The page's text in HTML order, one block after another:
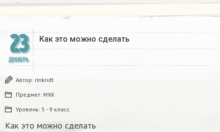
23
ДЕКАБРЬ
Как это можно сделать
Автор: rinkndt
Предмет: МХК
Уровень: 5 - 9 класс
Как это можно сделать